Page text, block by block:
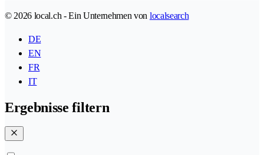
© 2026 local.ch - Ein Unternehmen von localsearch
DE
EN
FR
IT
Ergebnisse filtern